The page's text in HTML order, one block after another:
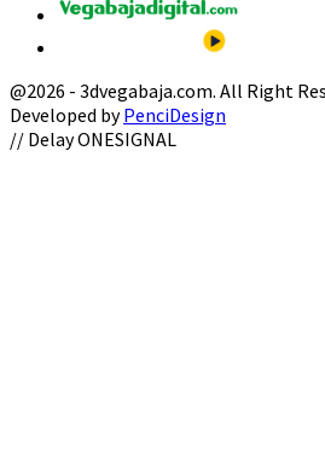
@2026 - 3dvegabaja.com. All Right
Developed byPenciDesign
Facebook
Twitter
Instagram
Youtube
Email
// Delay ONESIGNAL